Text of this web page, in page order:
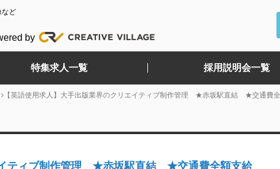
など
by
特集求人一覧 採用説明会一覧
【英語使用求人】大手出版業界のクリエイティブ制作管理 ★赤坂駅直結 ★交通費
イティブ制作管理 ★赤坂駅直結 ★交通費全額支給